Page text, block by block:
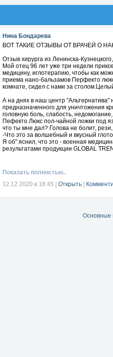
Нина Бондарева
ВОТ ТАКИЕ ОТЗЫВЫ ОТ ВРАЧЕЙ О
Отзыв хирурга из Ленинска-
Мой отец 96 лет уже три недели
медицину, иглотерапию, чтобы как
приема нано-бальзамов Перфекто
комнате, сидел с нами за
А на днях в наш центр
предназначенного для уничтожения
головную боль, слабость,
Пефекто Люкс пол-чайной ложки под
что ты мне дал? Голова не болит,
-Что это за волшебный и вкусный
Я об" яснил, что это - военная
результатами продукции GLOBAL
Показать полностью..
12.12.2020 в 18:45
Открыть
Основные